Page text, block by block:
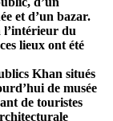
et d’un bazar.
l’intérieur du
lieux ont été
Khan situés
de musée
de touristes